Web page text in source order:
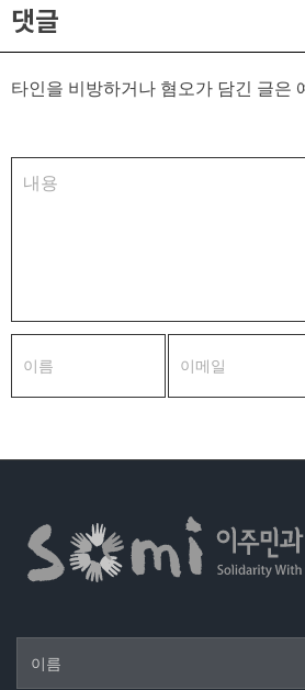
댓글
타인을 비방하거나 혐오가 담긴 글은